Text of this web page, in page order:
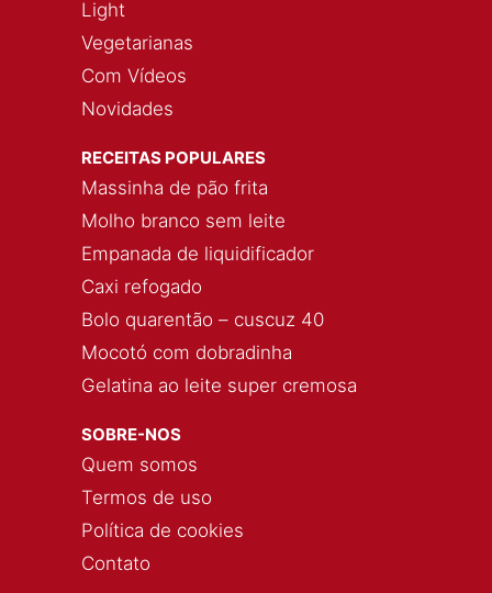
Light
Vegetarianas
Com Vídeos
Novidades
RECEITAS POPULARES
Massinha de pão frita
Molho branco sem leite
Empanada de liquidificador
Caxi refogado
Bolo quarentão – cuscuz 40
Mocotó com dobradinha
Gelatina ao leite super cremosa
SOBRE-NOS
Quem somos
Termos de uso
Política de cookies
Contato